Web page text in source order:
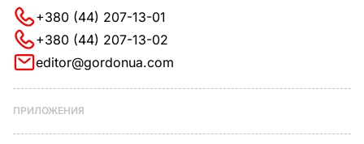
+380 (44) 207-13-01
+380 (44) 207-13-02
editor@gordonua.com
ПРИЛОЖЕНИЯ